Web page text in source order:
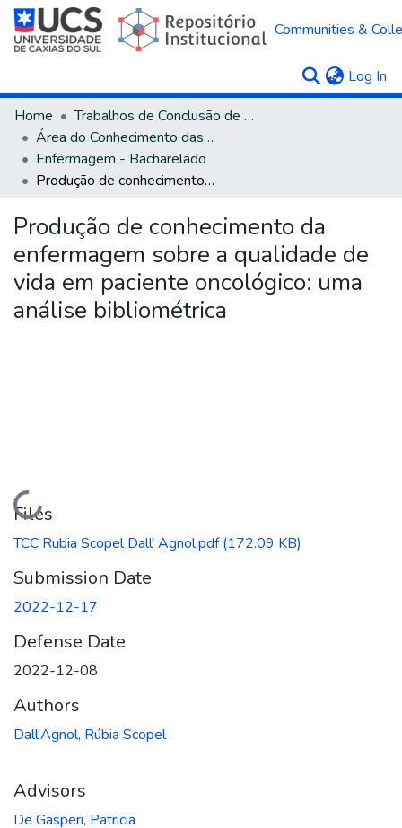
Communities &
Log In
Home
Trabalhos de Conclusão de Curso
Área do Conhecimento das Ciências da Saúde
Enfermagem - Bacharelado
Produção de conhecimento da enfermagem sobre a qualidade de vida em paciente oncológico: uma análise bibliométrica
Produção de conhecimento da
enfermagem sobre a qualidade de
vida em paciente oncológico: uma
análise bibliométrica
Loading...
Files
TCC Rubia Scopel Dall' Agnol.pdf(172.09 KB)
Submission Date
2022-12-17
Defense Date
2022-12-08
Authors
Dall'Agnol, Rúbia Scopel
Advisors
De Gasperi, Patricia